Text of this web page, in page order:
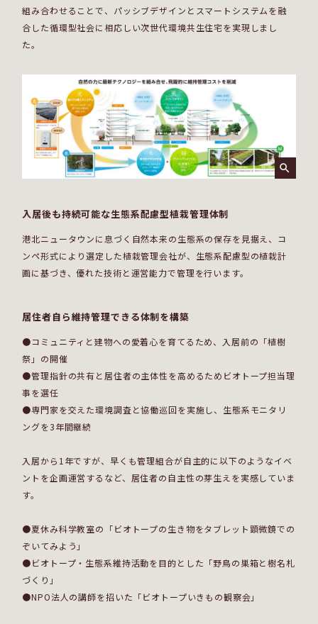
組み合わせることで、パッシブデザインとスマートシステムを融
合した循環型社会に相応しい次世代環境共生住宅を実現しまし
た。
入居後も持続可能な生態系配慮型植栽管理体制
港北ニュータウンに息づく自然本来の生態系の保存を見据え、コ
ンペ形式により選定した植栽管理会社が、生態系配慮型の植栽計
画に基づき、優れた技術と運営能力で管理を行います。
居住者自ら維持管理できる体制を構築
●コミュニティと建物への愛着心を育てるため、入居前の「植樹
祭」の開催
●管理指針の共有と居住者の主体性を高めるためビオトープ担当理
事を選任
●専門家を交えた環境調査と協働巡回を実施し、生態系モニタリ
ングを3年間継続
入居から1年ですが、早くも管理組合が自主的に以下のようなイベ
ントを企画運営するなど、居住者の自主性の芽生えを実感していま
す。
●夏休み科学教室の「ビオトープの生き物をタブレット顕微鏡での
ぞいてみよう」
●ビオトープ・生態系維持活動を目的とした「野鳥の巣箱と樹名札
づくり」
●NPO法人の講師を招いた「ビオトープいきもの観察会」